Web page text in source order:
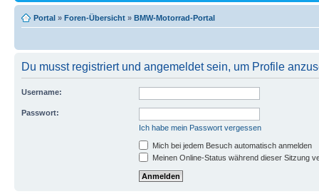
Portal » Foren-Übersicht » BMW-Motorrad-Portal
Du musst registriert und angemeldet sein, um Profile
Username:
Passwort:
Ich habe mein Passwort vergessen
Mich bei jedem Besuch automatisch anmelden
Meinen Online-Status während dieser Sitzung